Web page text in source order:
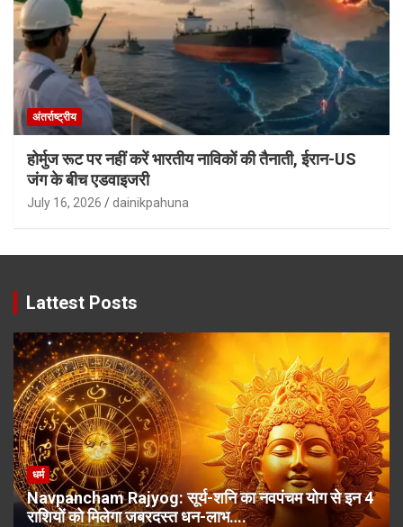
अंतर्राष्ट्रीय
होर्मुज रूट पर नहीं करें भारतीय नाविकों की तैनाती, ईरान-US
जंग के बीच एडवाइजरी
July 16, 2026 dainikpahuna
Lattest Posts
धर्म
Navpancham Rajyog: सूर्य-शनि का नवपंचम योग से इन 4
राशियों को मिलेगा जबरदस्त धन-लाभ….